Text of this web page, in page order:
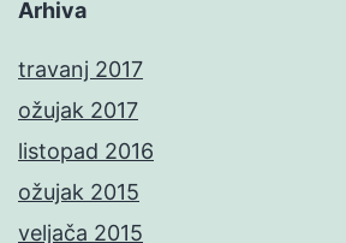
Arhiva
travanj 2017
ožujak 2017
listopad 2016
ožujak 2015
veljača 2015